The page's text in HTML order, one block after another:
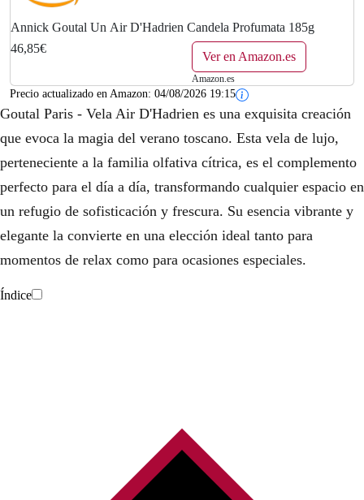
Annick Goutal Un Air D'Hadrien Candela Profumata 185g
46,85€
Ver en Amazon.es
Amazon.es
Precio actualizado en Amazon: 04/08/2026 19:15
Goutal Paris - Vela Air D'Hadrien es una exquisita creación
que evoca la magia del verano toscano. Esta vela de lujo,
perteneciente a la familia olfativa cítrica, es el complemento
perfecto para el día a día, transformando cualquier espacio en
un refugio de sofisticación y frescura. Su esencia vibrante y
elegante la convierte en una elección ideal tanto para
momentos de relax como para ocasiones especiales.
Índice